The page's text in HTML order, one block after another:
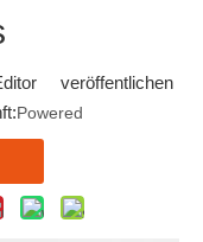
veröffentlichen
Powered